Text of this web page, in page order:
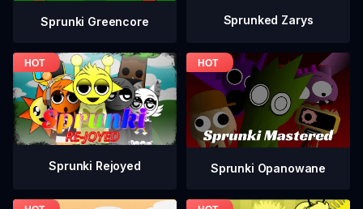
Sprunki Greencore Sprunked Zarys
Sprunki Rejoyed Sprunki Opanowane